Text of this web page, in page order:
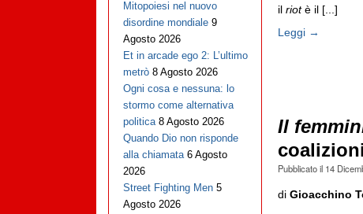
il riotè il [...]
Leggi →
Il
coalizioni
Pubblicato il 14
di Gioacchino
Mitopoiesi nel nuovo
disordine mondiale 9
Agosto 2026
Et in arcade ego 2: L’ultimo
metrò 8 Agosto 2026
Ogni cosa e nessuna: lo
stormo come alternativa
politica 8 Agosto 2026
Quando Dio non risponde
alla chiamata 6 Agosto
2026
Street Fighting Men 5
Agosto 2026